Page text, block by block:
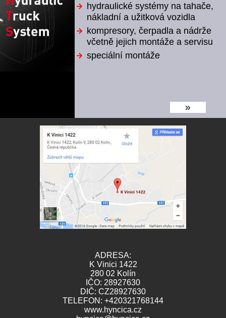
hydraulické systémy na tahače,
nákladní a užitková vozidla
kompresory, čerpadla a nádrže
včetně jejich montáže a servisu
speciální montáže
»
ADRESA:
K Vinici 1422
280 02 Kolín
IČO: 28927630
DIČ: CZ28927630
TELEFON: +420321768144
www.hyncica.cz